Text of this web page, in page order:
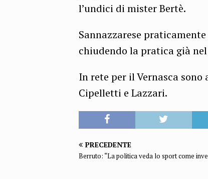
l’undici di mister Bertè.
Sannazzarese
chiudendo la pratica già
In rete per il Vernasca
Cipelletti e Lazzari.
PRECEDENTE
Berruto: “La politica veda lo sport come